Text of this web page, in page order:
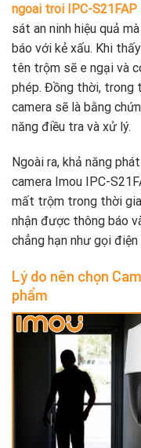
ngoai troi IPC-S21FAP
sát an ninh hiệu quả
báo với kẻ xấu. Khi
tên trộm sẽ e ngại và
phép. Đồng thời, trong
camera sẽ là bằng
năng điều tra và xử lý.
Ngoài ra, khả năng
camera Imou IPC-
mất trộm trong thời
nhận được thông báo
chẳng hạn như gọi
Lý do nên chọn
phẩm